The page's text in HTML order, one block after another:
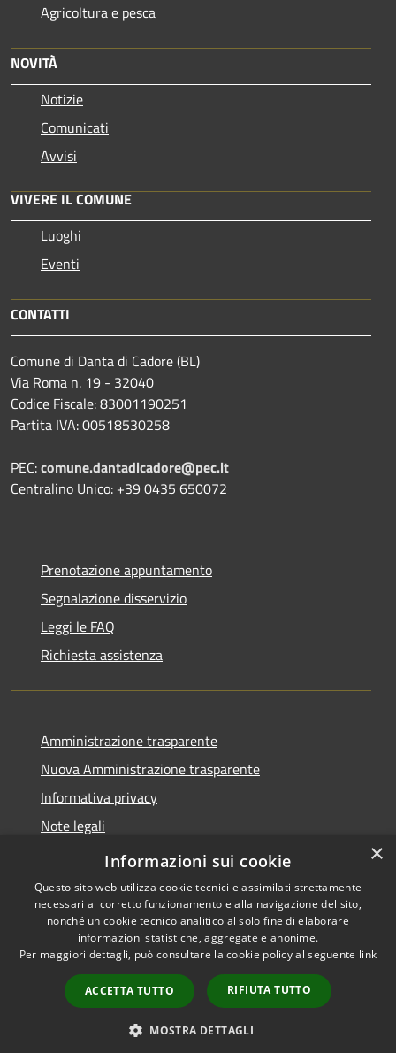
Agricoltura e pesca
NOVITÀ
Notizie
Comunicati
Avvisi
VIVERE IL COMUNE
Luoghi
Eventi
CONTATTI
Comune di Danta di Cadore (BL)
Via Roma n. 19 - 32040
Codice Fiscale: 83001190251
Partita IVA: 00518530258
PEC:comune.dantadicadore@pec.it
Centralino Unico: +39 0435 650072
Prenotazione appuntamento
Segnalazione disservizio
Leggi le FAQ
Richiesta assistenza
Amministrazione trasparente
Nuova Amministrazione trasparente
Informativa privacy
Note legali
Dichiarazione di accessibilità
Accessibilità
Copyright © 2026 • Comune di
Danta di Cadore • Powered by
Municipium•
Accesso
redazione
×
Informazioni sui cookie
Questo sito web utilizza cookie tecnici e assimilati strettamente
necessari al corretto funzionamento e alla navigazione del sito,
nonché un cookie tecnico analitico al solo fine di elaborare
informazioni statistiche, aggregate e anonime.
Per maggiori dettagli, può consultare la cookie policy al seguente link
ACCETTA TUTTO RIFIUTA TUTTO
MOSTRA DETTAGLI